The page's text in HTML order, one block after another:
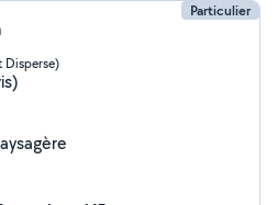
Particulier
Disperse)